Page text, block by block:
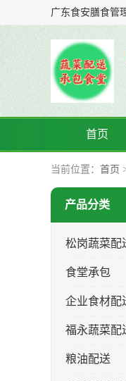
首页
当前位置： 首页
产品分类
松岗蔬菜配
食堂承包
企业食材配
福永蔬菜配
粮油配送